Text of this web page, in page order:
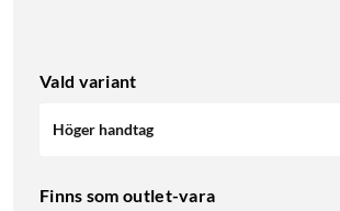
Vald variant
Höger handtag
Finns som outlet-vara